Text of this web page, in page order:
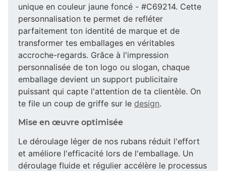
unique en couleur jaune foncé - #C69214. Cette
personnalisation te permet de refléter
parfaitement ton identité de marque et de
transformer tes emballages en véritables
accroche-regards. Grâce à l'impression
personnalisée de ton logo ou slogan, chaque
emballage devient un support publicitaire
puissant qui capte l'attention de ta clientèle. On
te file un coup de griffe sur le design.
Mise en œuvre optimisée
Le déroulage léger de nos rubans réduit l'effort
et améliore l'efficacité lors de l'emballage. Un
déroulage fluide et régulier accélère le processus